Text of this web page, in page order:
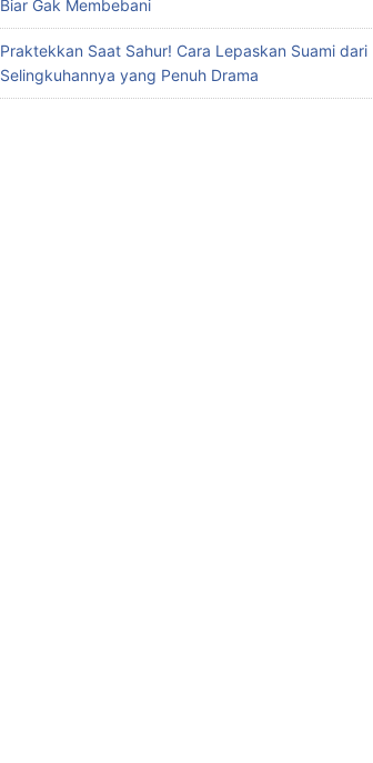
Biar Gak Membebani
Praktekkan Saat Sahur! Cara Lepaskan Suami dari
Selingkuhannya yang Penuh Drama